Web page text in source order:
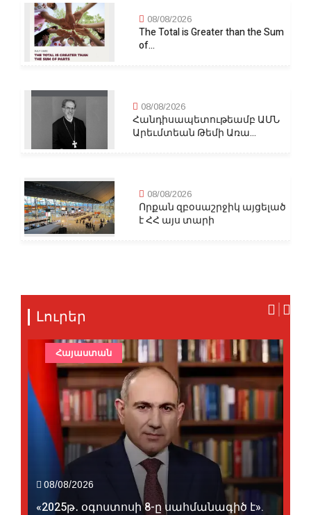
08/08/2026
The Total is Greater than the Sum
of...
08/08/2026
Հանդիսապետութեամբ ԱՄՆ
Արեւմտեան Թեմի Առա...
08/08/2026
Որքան զբօսաշրջիկ այցելած
է ՀՀ այս տարի
Լուրեր
08/08/2026
«2025թ․ օգոստոսի 8-ը սահմանագիծ է».
Հայաստան